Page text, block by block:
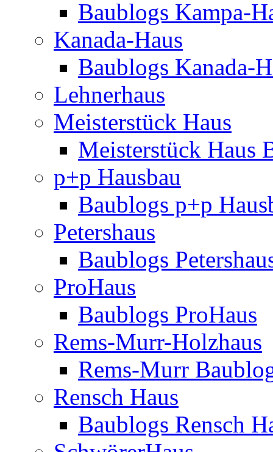
Baublogs Kampa-
Kanada-Haus
Baublogs Kanada-
Lehnerhaus
Meisterstück Haus
Meisterstück Haus
p+p Hausbau
Baublogs p+p
Petershaus
Baublogs
ProHaus
Baublogs ProHaus
Rems-Murr-Holzhaus
Rems-Murr
Rensch Haus
Baublogs Rensch